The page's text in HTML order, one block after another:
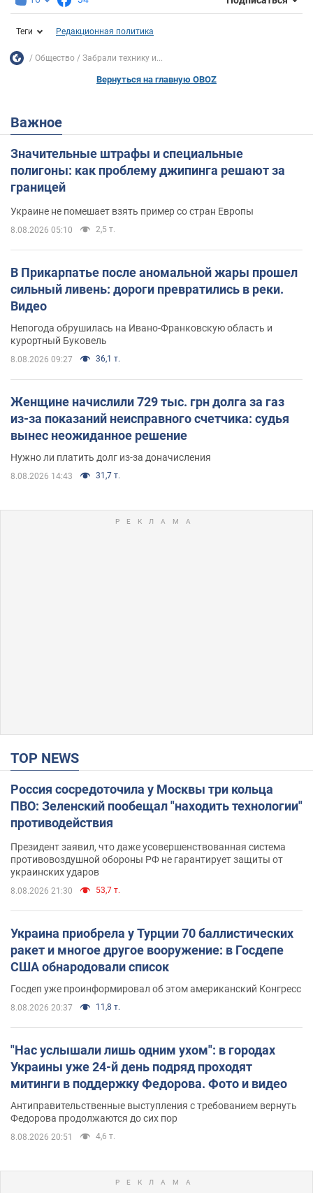
Теги Редакционная политика
Общество Забрали технику и...
Вернуться на главную OBOZ
Важное
Значительные штрафы и специальные
полигоны: как проблему джипинга решают за
границей
Украине не помешает взять пример со стран Европы
8.08.2026 05:10 2,5 т.
В Прикарпатье после аномальной жары прошел
сильный ливень: дороги превратились в реки.
Видео
Непогода обрушилась на Ивано-Франковскую область и
курортный Буковель
8.08.2026 09:27 36,1 т.
Женщине начислили 729 тыс. грн долга за газ
из-за показаний неисправного счетчика: судья
вынес неожиданное решение
Нужно ли платить долг из-за доначисления
8.08.2026 14:43 31,7 т.
TOP NEWS
Россия сосредоточила у Москвы три кольца
ПВО: Зеленский пообещал "находить технологии"
противодействия
Президент заявил, что даже усовершенствованная система
противовоздушной обороны РФ не гарантирует защиты от
украинских ударов
8.08.2026 21:30 53,7 т.
Украина приобрела у Турции 70 баллистических
ракет и многое другое вооружение: в Госдепе
США обнародовали список
Госдеп уже проинформировал об этом американский Конгресс
8.08.2026 20:37 11,8 т.
"Нас услышали лишь одним ухом": в городах
Украины уже 24-й день подряд проходят
митинги в поддержку Федорова. Фото и видео
Антиправительственные выступления с требованием вернуть
Федорова продолжаются до сих пор
8.08.2026 20:51 4,6 т.